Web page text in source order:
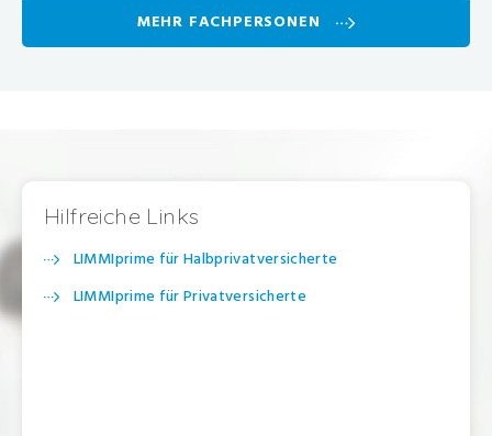
MEHR FACHPERSONEN
Hilfreiche Links
LIMMIprime für Halbprivatversicherte
LIMMIprime für Privatversicherte